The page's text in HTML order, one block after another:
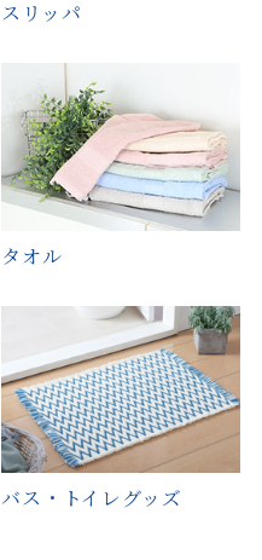
スリッパ
タオル
バス・トイレグッズ